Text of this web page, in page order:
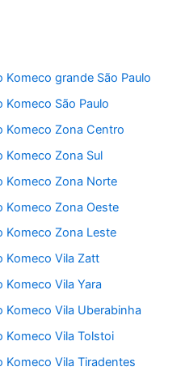
grande São Paulo
São Paulo
Komeco Zona Centro
Zona Sul
Komeco Zona Norte
Komeco Zona Oeste
Komeco Zona Leste
Komeco Vila Zatt
Vila Yara
Vila Uberabinha
Vila Tolstoi
Vila Tiradentes